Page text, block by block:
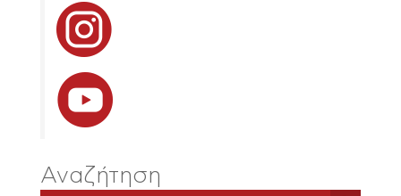
Αναζήτηση